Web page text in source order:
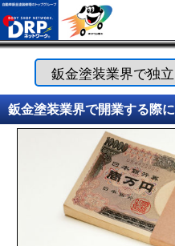
鈑金塗装業界で開業する際